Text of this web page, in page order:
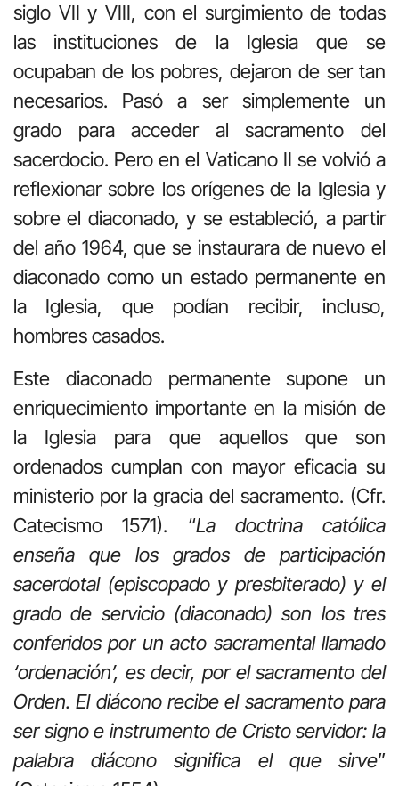
siglo VII y VIII, con el surgimiento de todas
las instituciones de la Iglesia que se
ocupaban de los pobres, dejaron de ser tan
necesarios. Pasó a ser simplemente un
grado para acceder al sacramento del
sacerdocio. Pero en el Vaticano II se volvió a
reflexionar sobre los orígenes de la Iglesia y
sobre el diaconado, y se estableció, a partir
del año 1964, que se instaurara de nuevo el
diaconado como un estado permanente en
la Iglesia, que podían recibir, incluso,
hombres casados.
Este diaconado permanente supone un
enriquecimiento importante en la misión de
la Iglesia para que aquellos que son
ordenados cumplan con mayor eficacia su
ministerio por la gracia del sacramento. (Cfr.
Catecismo 1571). “La doctrina católica
enseña que los grados de participación
sacerdotal (episcopado y presbiterado) y el
grado de servicio (diaconado) son los tres
conferidos por un acto sacramental llamado
‘ordenación’, es decir, por el sacramento del
Orden. El diácono recibe el sacramento para
ser signo e instrumento de Cristo servidor: la
palabra diácono significa el que sirve”